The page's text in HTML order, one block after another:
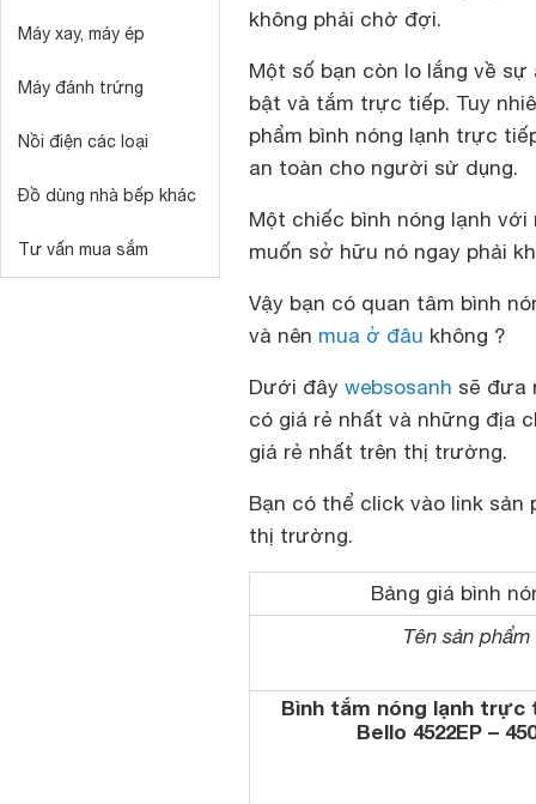
Máy xay, máy ép
Máy đánh trứng
Nồi điện các loại
Đồ dùng nhà bếp khác
Tư vấn mua sắm
không phải chờ đợi.
Một số bạn còn lo lắng về
bật và tắm trực tiếp. Tuy
phẩm bình nóng lạnh trực
an toàn cho người sử dụng.
Một chiếc bình nóng lạnh
muốn sở hữu nó ngay phải
Vậy bạn có quan tâm bình
và nên mua ở đâu không ?
Dưới đây websosanh sẽ đưa
có giá rẻ nhất và những địa
giá rẻ nhất trên thị trường.
Bạn có thể click vào link
thị trường.
Bảng giá bình
Tên sản phẩm
Bình tắm nóng lạnh trực
Bello 4522EP –